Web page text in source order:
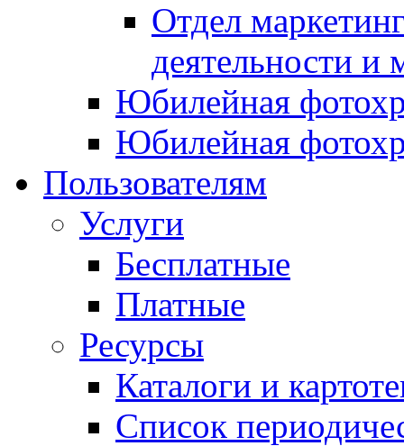
Отдел
деятельности и
Юбилейная
Юбилейная
Пользователям
Услуги
Бесплатные
Платные
Ресурсы
Каталоги и
Список